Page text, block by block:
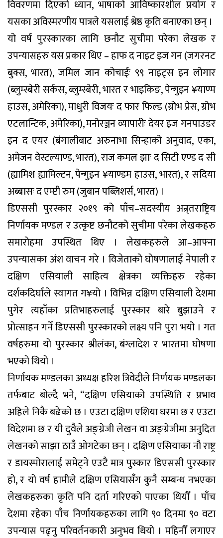
विवरणमा दिएको ध्यान, भाषाको आविष्कारशील प्रयोग र
यसका अविस्मरणीय पात्रले यसलाई श्रेष्ठ कृति बनाएका छन् ।
यो वर्ष पुरस्कारका लागि छनौट सुचीमा परेका लेखक र
उपन्यासहरु यस प्रकार थिए – हाफ द नाइट इज गन (जगरनट
बुक्स, भारत), जमिल जान कोचाईः ९९ नाइट्स इन लोगार
(ब्लुम्स्बेरी सर्कस, ब्लुम्स्बेरी, भारत र भाइकिङ, पेन्गुइन ¥याण्म
हाउस, अमेरिका), माधुरी विजयः द फार फिल्ड (ग्रोभ प्रेस, ग्रोभ
एटलान्टिक, अमेरिका), मनोरञ्जन व्यापारीः देयर इज गनपाउडर
इन द एयर (बंगालीबाट अरुनाभा सिन्हाको अनुवाद, एका,
अमेजन वेस्टल्याण्ड, भारत), राज कमल झाः द सिटी एण्ड द सी
(ह्यामिश ह्यामिल्टन, पेन्गुइन ¥याण्डम हाउस, भारत), र सदिया
अब्बासः द एम्प्टी रुम (जुबान पब्लिशर्स, भारत) ।
डिएससी पुरस्कार २०१९ को पाँच–सदस्यीय अन्र्तराष्ट्रिय
निर्णायक मण्डल र उत्कृष्ट छनौटको सुचीमा परेका लेखकहरु
समारोहमा उपस्थित थिए । लेखकहरुले आ–आफ्ना
उपन्यासका अंश वाचन गरे । विजेताको घोषणालाई नेपाली र
दक्षिण एसियाली साहित्य क्षेत्रका व्यक्तिहरु रहेका
दर्शकदिर्घाले स्वागत ग¥यो । विभिन्न दक्षिण एसियाली देशमा
पुगेर त्यहाँका प्रतिभाहरुलाई पुरस्कार बारे बुझाउने र
प्रोत्साहन गर्ने डिएससी पुरस्कारको लक्ष्य पनि पुरा भयो । गत
वर्षहरुमा यो पुरस्कार श्रीलंका, बंग्लादेश र भारतमा घोषणा
भएको थियो ।
निर्णायक मण्डलका अध्यक्ष हरिश त्रिवेदीले निर्णयक मण्डलका
तर्फबाट बोल्दै भने, “दक्षिण एसियाको उपस्थिति र प्रभाव
अहिले निकै बढेको छ । एउटा दक्षिण एशिया घरमा छ र एउटा
विदेशमा छ र यी दुवैले अङ्ग्रेजी लेखन वा अङ्ग्रेजीमा अनुदित
लेखनको साझा ठाउँ ओगटेका छन् । दक्षिण एसियाका नौ राष्ट्र
र डायस्पोरालाई समेट्ने एउटै मात्र पुस्कार डिएससी पुरस्कार
हो, र यो वर्ष हामीले दक्षिण एसियासँग कुनै सम्बन्ध नभएका
लेखकहरुका कृति पनि दर्ता गरिएको पाएका थियौँ । पाँच
देशमा रहेका पाँच निर्णायकहरुका लागि ९० दिनमा ९० वटा
उपन्यास पढ्नु परिवर्तनकारी अनुभव थियो । महिनौँ लगाएर